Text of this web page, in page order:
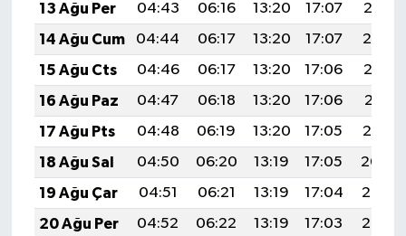
13 Ağu Per
04:43 06:16 13:20 17:07
20:15
14 Ağu Cum
04:44 06:17 13:20 17:07
20:14
15 Ağu Cts
04:46 06:17 13:20 17:06
20:12
16 Ağu Paz
04:47 06:18 13:20 17:06
20:11
17 Ağu Pts
04:48 06:19 13:20 17:05
20:10
18 Ağu Sal
04:50 06:20 13:19 17:05
20:09
19 Ağu Çar
04:51 06:21 13:19 17:04
20:07
20 Ağu Per
04:52 06:22 13:19 17:03
20:06